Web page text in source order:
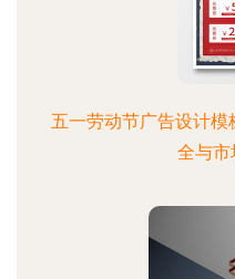
五一劳动节广告设计
全与市